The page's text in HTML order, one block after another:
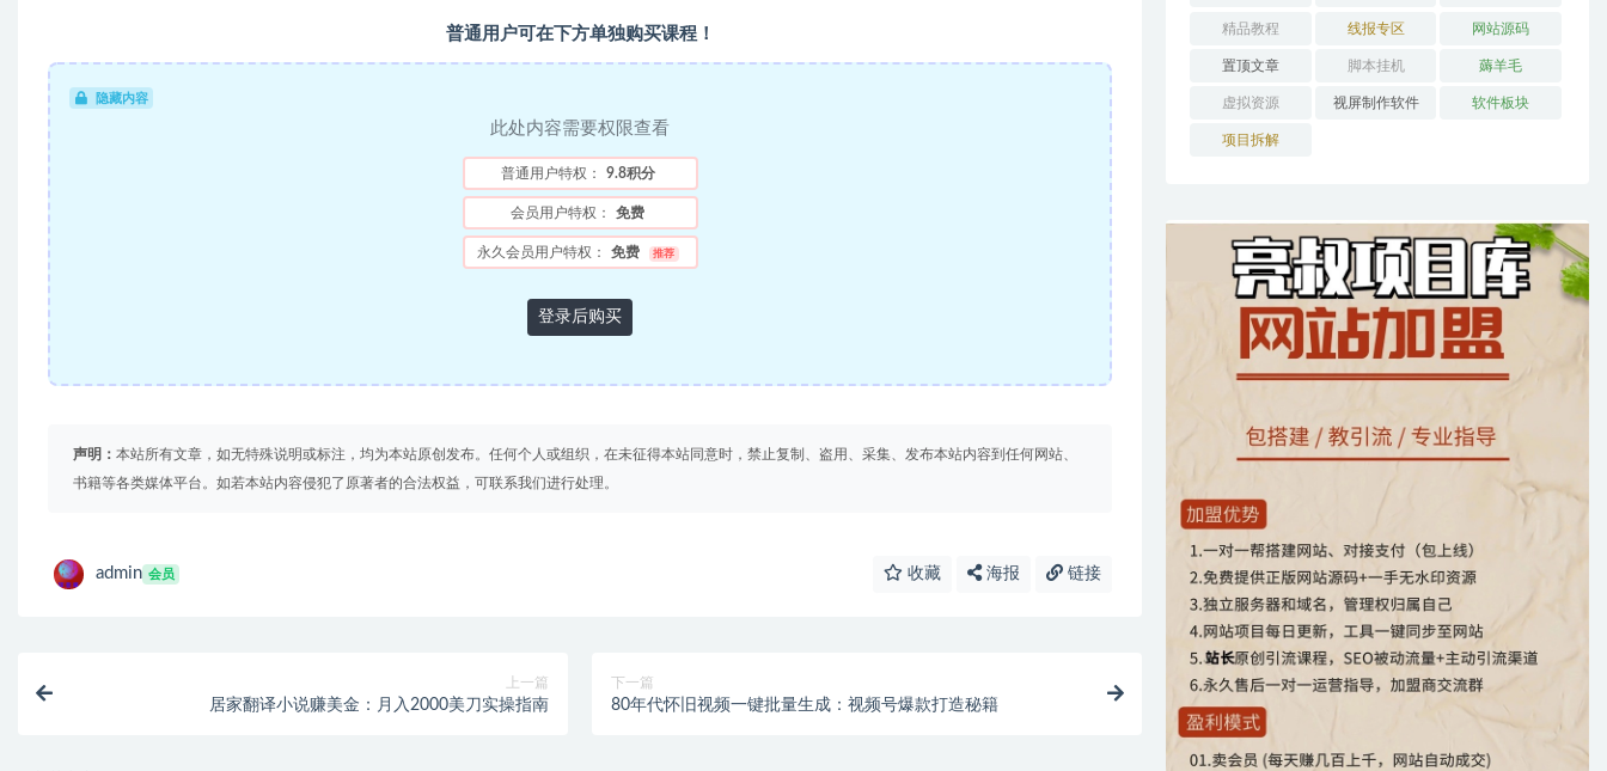
普通用户可在下方单独购买课程！
隐藏内容
此处内容需要权限查看
普通用户特权： 9.8积分
会员用户特权： 免费
永久会员用户特权： 免费 推荐
登录后购买
声明： 本站所有文章，如无特殊说明或标注，均为本站原创发布。任何个人或组织，在未征得本站同意时，禁止复制、盗用、采集、发布本站内容到任何网站、
书籍等各类媒体平台。如若本站内容侵犯了原著者的合法权益，可联系我们进行处理。
admin 会员 收藏 海报 链接
上一篇
居家翻译小说赚美金：月入2000美刀实操指南
下一篇
80年代怀旧视频一键批量生成：视频号爆款打造秘籍
精品教程 线报专区 网站源码
置顶文章 脚本挂机 薅羊毛
虚拟资源 视屏制作软件 软件板块
项目拆解